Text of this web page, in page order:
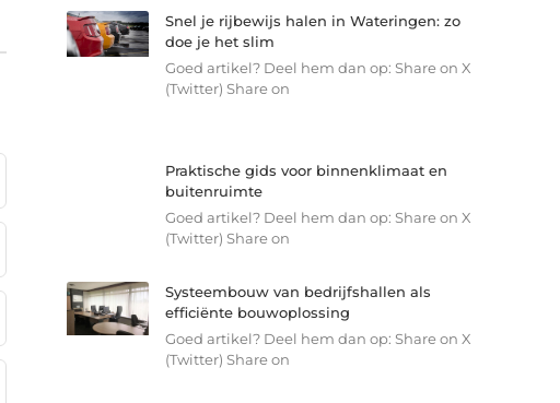
Snel je rijbewijs halen in Wateringen: zo
doe je het slim
Goed artikel? Deel hem dan op: Share on X
(Twitter) Share on
Praktische gids voor binnenklimaat en
buitenruimte
Goed artikel? Deel hem dan op: Share on X
(Twitter) Share on
Systeembouw van bedrijfshallen als
efficiënte bouwoplossing
Goed artikel? Deel hem dan op: Share on X
(Twitter) Share on